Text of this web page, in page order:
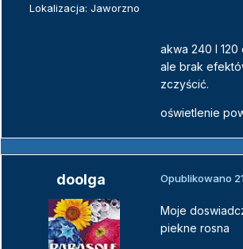
Lokalizacja: Jaworzno
akwa 240 l 120
ale brak
zczyścić.
oświetlenie
doolga Opublikowano
Moje
piekne rosna